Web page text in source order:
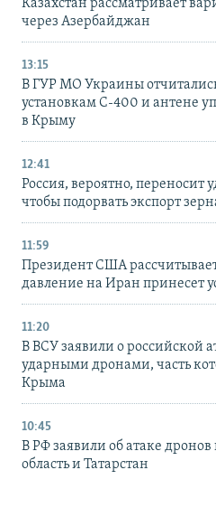
Казахстан рассматривает
через Азербайджан
13:15
В ГУР МО Украины
установкам С-400 и антене
в Крыму
12:41
Россия, вероятно, переносит
чтобы подорвать экспорт
11:59
Президент США
давление на Иран принесет
11:20
В ВСУ заявили о российской
ударными дронами, часть
Крыма
10:45
В РФ заявили об атаке
область и Татарстан